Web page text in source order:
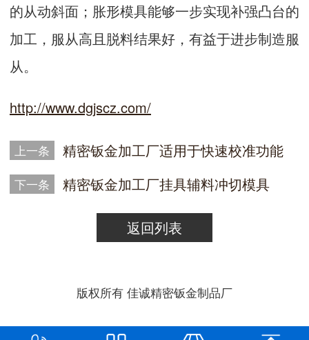
的从动斜面；胀形模具能够一步实现补强凸台的
加工，服从高且脱料结果好，有益于进步制造服
从。
http://www.dgjscz.com/
上一条 精密钣金加工厂适用于快速校准功能
下一条 精密钣金加工厂挂具辅料冲切模具
返回列表
版权所有 佳诚精密钣金制品厂